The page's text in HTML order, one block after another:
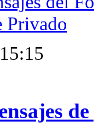
Privado
15:15